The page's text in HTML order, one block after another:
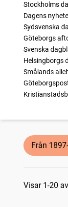
Stockholms
träffar
Dagens
träffar
Sydsvenska
träffar
Göteborgs
träffar
Svenska
träffar
Helsingborgs
träffar
Smålands
träffar
träffar
träffar
träffar
Skånska posten
träffar
träffar
Vårt land
träffar
Från
Visar 1-20